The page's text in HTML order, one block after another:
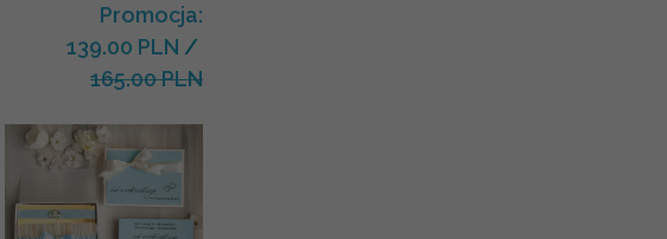
Promocja:
139.00 PLN /
165.00 PLN